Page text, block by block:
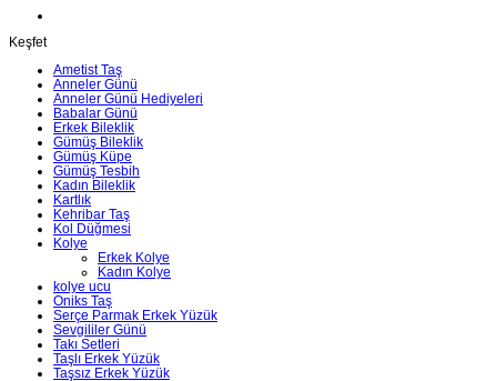
Keşfet
Ametist Taş
Anneler Günü
Anneler Günü Hediyeleri
Babalar Günü
Erkek Bileklik
Gümüş Bileklik
Gümüş Küpe
Gümüş Tesbih
Kadın Bileklik
Kartlık
Kehribar Taş
Kol Düğmesi
Kolye
Erkek Kolye
Kadın Kolye
kolye ucu
Oniks Taş
Serçe Parmak Erkek Yüzük
Sevgililer Günü
Takı Setleri
Taşlı Erkek Yüzük
Taşsız Erkek Yüzük